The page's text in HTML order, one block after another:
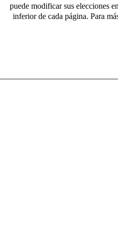
puede modificar sus elecciones
inferior de cada página. Para